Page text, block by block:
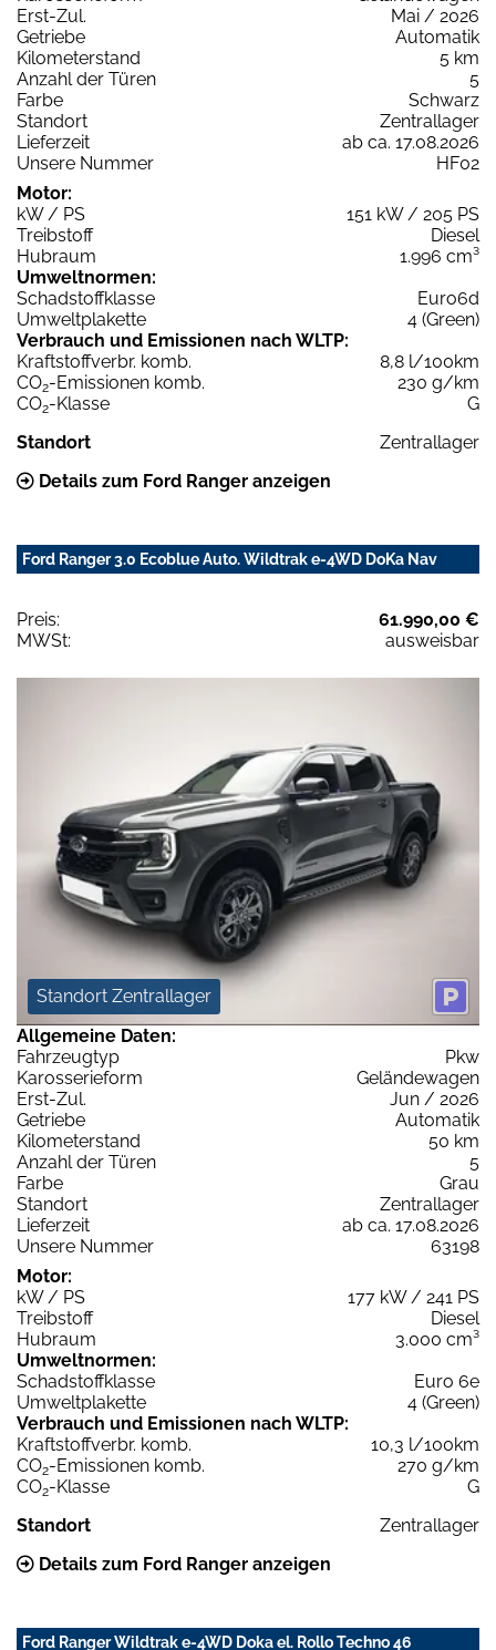
Erst-Zul.
Mai / 2026
Getriebe
Automatik
Kilometerstand
5 km
Anzahl der Türen
5
Farbe
Schwarz
Standort
Zentrallager
Lieferzeit
ab ca. 17.08.2026
Unsere Nummer
HF02
Motor:
kW / PS
151 kW / 205 PS
Treibstoff
Diesel
Hubraum
1.996 cm³
Umweltnormen:
Schadstoffklasse
Euro6d
Umweltplakette
4 (Green)
Verbrauch und Emissionen nach WLTP:
Kraftstoffverbr. komb.
8,8 l/100km
CO2-Emissionen komb.
230 g/km
CO2-Klasse
G
Standort
Zentrallager
Details zum Ford Ranger anzeigen
Ford Ranger 3.0 Ecoblue Auto. Wildtrak e-4WD DoKa Nav
Preis:
61.990,00 €
MWSt:
ausweisbar
Standort Zentrallager
Allgemeine Daten:
Fahrzeugtyp
Pkw
Karosserieform
Geländewagen
Erst-Zul.
Jun / 2026
Getriebe
Automatik
Kilometerstand
50 km
Anzahl der Türen
5
Farbe
Grau
Standort
Zentrallager
Lieferzeit
ab ca. 17.08.2026
Unsere Nummer
63198
Motor:
kW / PS
177 kW / 241 PS
Treibstoff
Diesel
Hubraum
3.000 cm³
Umweltnormen:
Schadstoffklasse
Euro 6e
Umweltplakette
4 (Green)
Verbrauch und Emissionen nach WLTP:
Kraftstoffverbr. komb.
10,3 l/100km
CO2-Emissionen komb.
270 g/km
CO2-Klasse
G
Standort
Zentrallager
Details zum Ford Ranger anzeigen
Ford Ranger Wildtrak e-4WD Doka el. Rollo Techno 46